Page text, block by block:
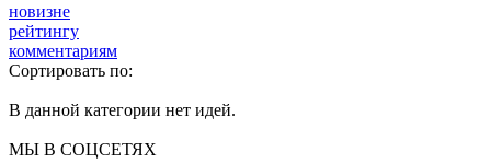
новизне
рейтингу
комментариям
Сортировать по:
В данной категории нет идей.
МЫ В СОЦСЕТЯХ